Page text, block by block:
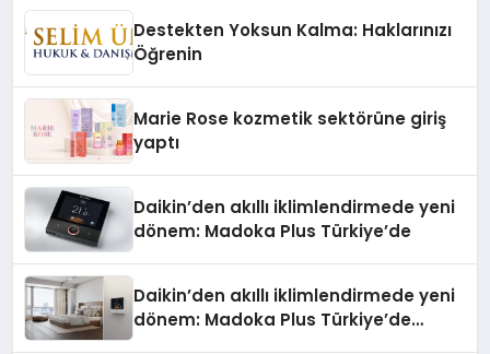
Destekten Yoksun Kalma: Haklarınızı
Öğrenin
Marie Rose kozmetik sektörüne giriş
yaptı
Daikin’den akıllı iklimlendirmede yeni
dönem: Madoka Plus Türkiye’de
Daikin’den akıllı iklimlendirmede yeni
dönem: Madoka Plus Türkiye’de